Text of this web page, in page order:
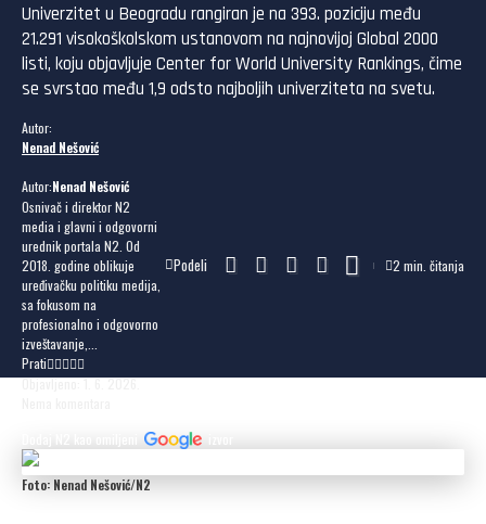
Univerzitet u Beogradu rangiran je na 393. poziciju među
21.291 visokoškolskom ustanovom na najnovijoj Global 2000
listi, koju objavljuje Center for World University Rankings, čime
se svrstao među 1,9 odsto najboljih univerziteta na svetu.
Autor:
Nenad Nešović
Autor:Nenad Nešović
Osnivač i direktor N2
media i glavni i odgovorni
urednik portala N2. Od
2018. godine oblikuje
uređivačku politiku medija,
sa fokusom na
profesionalno i odgovorno
izveštavanje,...
Prati
Objavljeno: 1. 6. 2026.
Podeli 2 min. čitanja
Foto: Nenad Nešović/N2